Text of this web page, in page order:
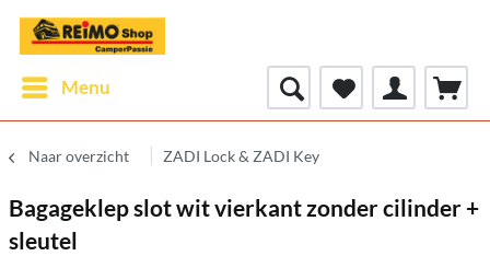
Menu
Naar overzicht ZADI Lock & ZADI Key
Bagageklep slot wit vierkant zonder cilinder +
sleutel